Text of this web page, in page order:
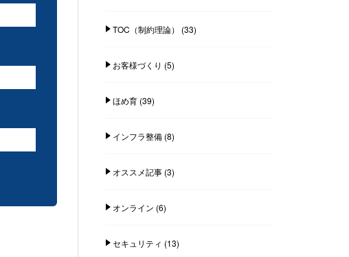
TOC（制約理論） (33)
お客様づくり (5)
ほめ育(39)
インフラ整備(8)
オススメ記事(3)
オンライン (6)
セキュリティ (13)